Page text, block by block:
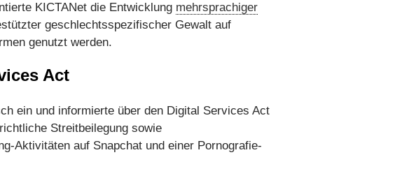
KICTANet die Entwicklung mehrsprachiger
geschlechtsspezifischer Gewalt auf
genutzt werden.
Act
ein und informierte über den Digital Services Act
Streitbeilegung sowie
Aktivitäten auf Snapchat und einer Pornografie-